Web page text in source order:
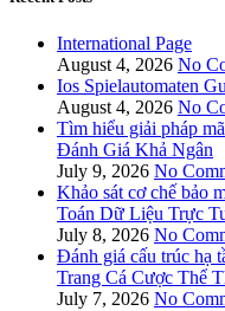
International Page
August 4, 2026 No
Ios Spielautomaten
August 4, 2026 No
Tìm hiểu giải pháp
Đánh Giá Khả Ngân
July 9, 2026 No
Khảo sát cơ chế bảo
Toán Dữ Liệu Trực
July 8, 2026 No
Đánh giá cấu trúc hạ
Trang Cá Cược Thể
July 7, 2026 No